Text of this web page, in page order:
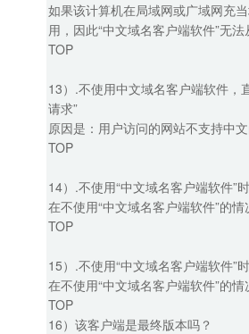
如果该计算机在局域网或广域网充
用，因此“中文域名客户端软件”无
TOP
13）.不使用中文域名客户端软件，
请求”
原因是：用户访问的网站不支持中
TOP
14）.不使用“中文域名客户端软件”
在不使用“中文域名客户端软件”的
TOP
15）.不使用“中文域名客户端软件”
在不使用“中文域名客户端软件”的
TOP
16）该客户端是最终版本吗？